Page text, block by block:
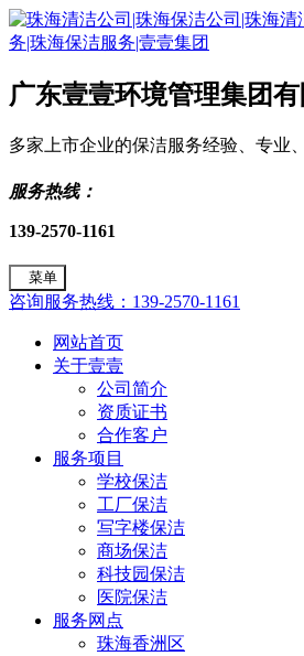
广东壹壹环境管理集团
多家上市企业的保洁服务经验、专业
服务热线：
139-2570-1161
菜单
咨询服务热线：139-2570-1161
网站首页
关于壹壹
公司简介
资质证书
合作客户
服务项目
学校保洁
工厂保洁
写字楼保洁
商场保洁
科技园保洁
医院保洁
服务网点
珠海香洲区